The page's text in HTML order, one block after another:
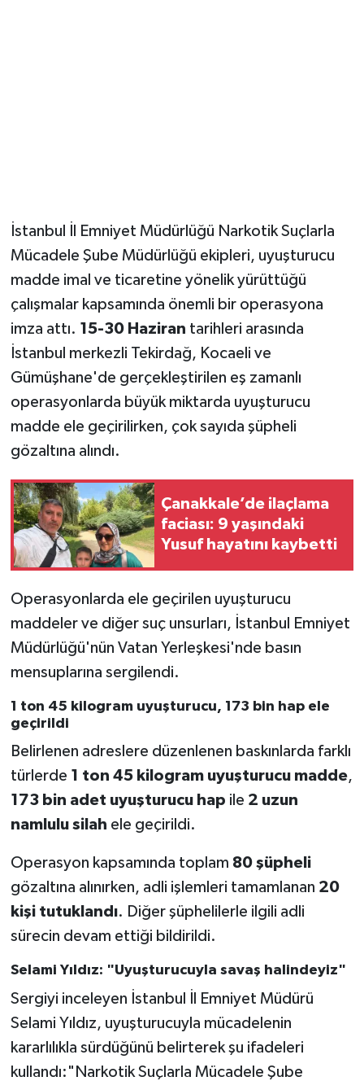
İstanbul İl Emniyet Müdürlüğü Narkotik Suçlarla
Mücadele Şube Müdürlüğü ekipleri, uyuşturucu
madde imal ve ticaretine yönelik yürüttüğü
çalışmalar kapsamında önemli bir operasyona
imza attı. 15-30 Haziran tarihleri arasında
İstanbul merkezli Tekirdağ, Kocaeli ve
Gümüşhane'de gerçekleştirilen eş zamanlı
operasyonlarda büyük miktarda uyuşturucu
madde ele geçirilirken, çok sayıda şüpheli
gözaltına alındı.
Çanakkale’de ilaçlama
faciası: 9 yaşındaki
Yusuf hayatını kaybetti
Operasyonlarda ele geçirilen uyuşturucu
maddeler ve diğer suç unsurları, İstanbul Emniyet
Müdürlüğü'nün Vatan Yerleşkesi'nde basın
mensuplarına sergilendi.
1 ton 45 kilogram uyuşturucu, 173 bin hap ele
geçirildi
Belirlenen adreslere düzenlenen baskınlarda farklı
türlerde 1 ton 45 kilogram uyuşturucu madde,
173 bin adet uyuşturucu hap ile 2 uzun
namlulu silah ele geçirildi.
Operasyon kapsamında toplam 80 şüpheli
gözaltına alınırken, adli işlemleri tamamlanan 20
kişi tutuklandı. Diğer şüphelilerle ilgili adli
sürecin devam ettiği bildirildi.
Selami Yıldız: "Uyuşturucuyla savaş halindeyiz"
Sergiyi inceleyen İstanbul İl Emniyet Müdürü
Selami Yıldız, uyuşturucuyla mücadelenin
kararlılıkla sürdüğünü belirterek şu ifadeleri
kullandı:"Narkotik Suçlarla Mücadele Şube
Spor
Vasıta